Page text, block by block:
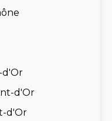
d'Or
d'Or
d'Or